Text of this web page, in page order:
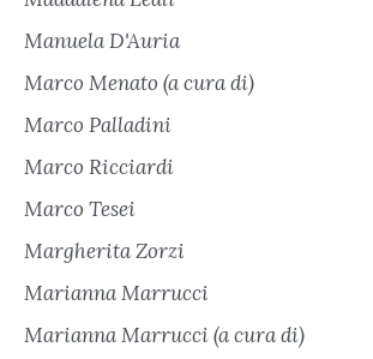
Manuela D'Auria
Marco Menato (a cura di)
Marco Palladini
Marco Ricciardi
Marco Tesei
Margherita Zorzi
Marianna Marrucci
Marianna Marrucci (a cura di)